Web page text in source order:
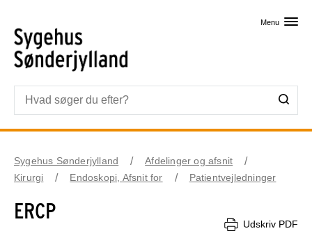
Menu
Sygehus Sønderjylland
Afdelinger og afsnit
Kirurgi
Endoskopi, Afsnit for Patientvejledninger
ERCP
Udskriv PDF